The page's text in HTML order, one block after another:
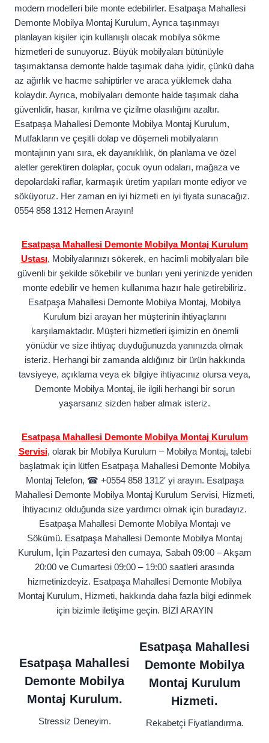
modern modelleri bile monte edebilirler. Esatpaşa Mahallesi
Demonte Mobilya Montaj Kurulum, Ayrıca taşınmayı
planlayan kişiler için kullanışlı olacak mobilya sökme
hizmetleri de sunuyoruz. Büyük mobilyaları bütünüyle
taşımaktansa demonte halde taşımak daha iyidir, çünkü daha
az ağırlık ve hacme sahiptirler ve araca yüklemek daha
kolaydır. Ayrıca, mobilyaları demonte halde taşımak daha
güvenlidir, hasar, kırılma ve çizilme olasılığını azaltır.
Esatpaşa Mahallesi Demonte Mobilya Montaj Kurulum,
Mutfakların ve çeşitli dolap ve döşemeli mobilyaların
montajının yanı sıra, ek dayanıklılık, ön planlama ve özel
aletler gerektiren dolaplar, çocuk oyun odaları, mağaza ve
depolardaki raflar, karmaşık üretim yapıları monte ediyor ve
söküyoruz. Her zaman en iyi hizmeti en iyi fiyata sunacağız.
0554 858 1312 Hemen Arayın!
Esatpaşa Mahallesi Demonte Mobilya Montaj Kurulum
Ustası, Mobilyalarınızı sökerek, en hacimli mobilyaları bile
güvenli bir şekilde sökebilir ve bunları yeni yerinizde yeniden
monte edebilir ve hemen kullanıma hazır hale getirebiliriz.
Esatpaşa Mahallesi Demonte Mobilya Montaj, Mobilya
Kurulum bizi arayan her müşterinin ihtiyaçlarını
karşılamaktadır. Müşteri hizmetleri işimizin en önemli
yönüdür ve size ihtiyaç duyduğunuzda yanınızda olmak
isteriz. Herhangi bir zamanda aldığınız bir ürün hakkında
tavsiyeye, açıklama veya ek bilgiye ihtiyacınız olursa veya,
Demonte Mobilya Montaj, ile ilgili herhangi bir sorun
yaşarsanız sizden haber almak isteriz.
Esatpaşa Mahallesi Demonte Mobilya Montaj Kurulum
Servisi, olarak bir Mobilya Kurulum – Mobilya Montaj, talebi
başlatmak için lütfen Esatpaşa Mahallesi Demonte Mobilya
Montaj Telefon, ☎ +0554 858 1312′ yi arayın. Esatpaşa
Mahallesi Demonte Mobilya Montaj Kurulum Servisi, Hizmeti,
İhtiyacınız olduğunda size yardımcı olmak için buradayız.
Esatpaşa Mahallesi Demonte Mobilya Montajı ve
Sökümü. Esatpaşa Mahallesi Demonte Mobilya Montaj
Kurulum, İçin Pazartesi den cumaya, Sabah 09:00 – Akşam
20:00 ve Cumartesi 09:00 – 19:00 saatleri arasında
hizmetinizdeyiz. Esatpaşa Mahallesi Demonte Mobilya
Montaj Kurulum, Hizmeti, hakkında daha fazla bilgi edinmek
için bizimle iletişime geçin. BİZİ ARAYIN
Esatpaşa Mahallesi
Demonte Mobilya
Montaj Kurulum.
Stressiz Deneyim.
Esatpaşa Mahallesi
Demonte Mobilya
Montaj Kurulum
Hizmeti.
Rekabetçi Fiyatlandırma.